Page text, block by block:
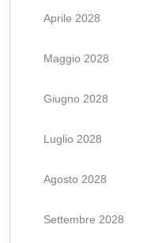
Aprile 2028
Maggio 2028
Giugno 2028
Luglio 2028
Agosto 2028
Settembre 2028